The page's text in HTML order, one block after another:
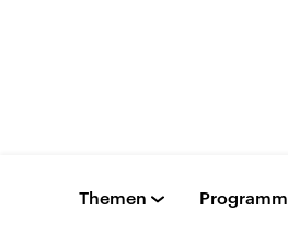
Themen Programm